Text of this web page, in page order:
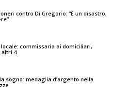
contro Di Gregorio: “È un disastro,
commissaria ai domiciliari,
altri 4
sogno: medaglia d’argento nella